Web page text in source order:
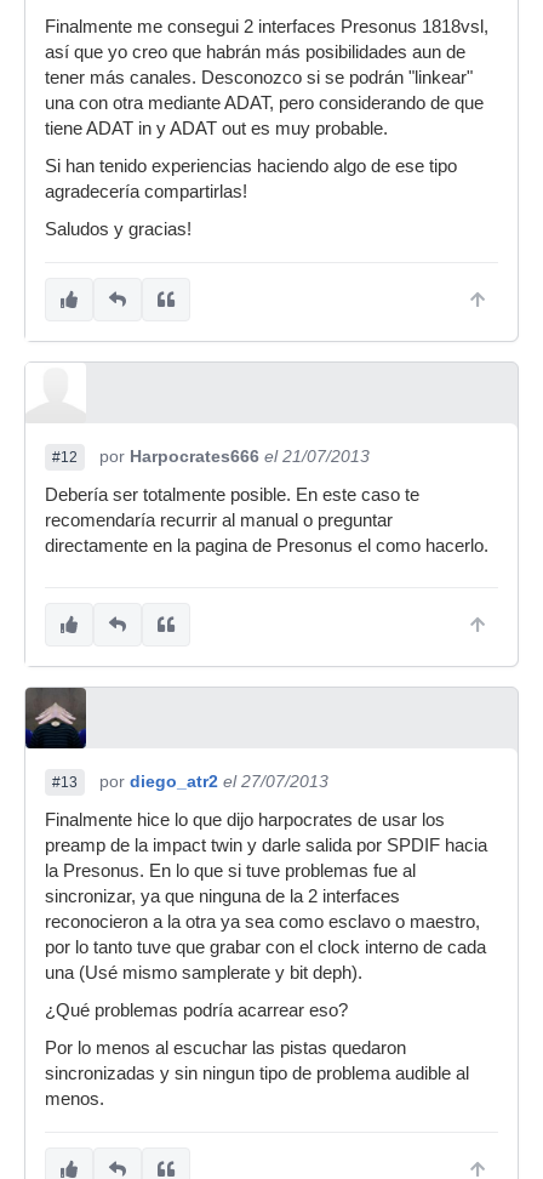
Finalmente me consegui 2 interfaces Presonus 1818vsl,
así que yo creo que habrán más posibilidades aun de
tener más canales. Desconozco si se podrán "linkear"
una con otra mediante ADAT, pero considerando de que
tiene ADAT in y ADAT out es muy probable.
Si han tenido experiencias haciendo algo de ese tipo
agradecería compartirlas!
Saludos y gracias!
#12 por Harpocrates666 el 21/07/2013
Debería ser totalmente posible. En este caso te
recomendaría recurrir al manual o preguntar
directamente en la pagina de Presonus el como hacerlo.
#13 por diego_atr2 el 27/07/2013
Finalmente hice lo que dijo harpocrates de usar los
preamp de la impact twin y darle salida por SPDIF hacia
la Presonus. En lo que si tuve problemas fue al
sincronizar, ya que ninguna de la 2 interfaces
reconocieron a la otra ya sea como esclavo o maestro,
por lo tanto tuve que grabar con el clock interno de cada
una (Usé mismo samplerate y bit deph).
¿Qué problemas podría acarrear eso?
Por lo menos al escuchar las pistas quedaron
sincronizadas y sin ningun tipo de problema audible al
menos.